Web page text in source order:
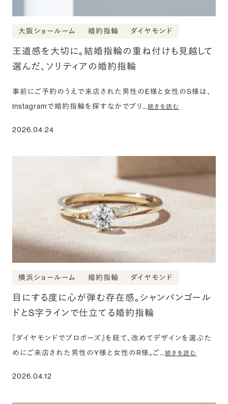
大阪ショールーム 婚約指輪 ダイヤモンド
王道感を大切に。結婚指輪の重ね付けも見越して
選んだ、ソリティアの婚約指輪
事前にご予約のうえで来店された男性のE様と女性のS様は、
Instagramで婚約指輪を探すなかでブリ…続きを読む
2026.04.24
横浜ショールーム 婚約指輪 ダイヤモンド
目にする度に心が弾む存在感。シャンパンゴール
ドとS字ラインで仕立てる婚約指輪
『ダイヤモンドでプロポーズ』を経て、改めてデザインを選ぶた
めにご来店された男性のY様と女性のR様。ご…続きを読む
2026.04.12